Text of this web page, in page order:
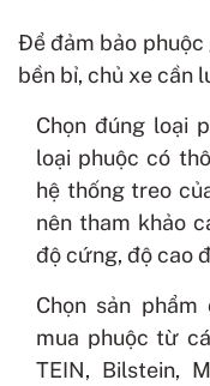
Để đảm bảo phuộc
bền bỉ, chủ xe cần
Chọn đúng loại
loại phuộc có
hệ thống treo
nên tham khảo
độ cứng, độ cao
Chọn sản phẩm
mua phuộc từ
TEIN, Bilstein,